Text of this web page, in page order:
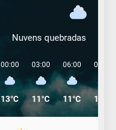
Nuvens quebradas
00:00
13°C
03:00
11°C
06:00
11°C
09:00
13°C